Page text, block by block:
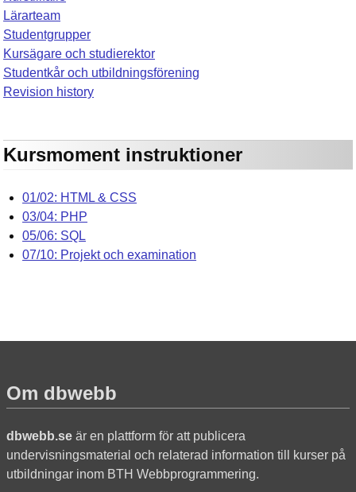
Lärarteam
Studentgrupper
Kursägare och studierektor
Studentkår och utbildningsförening
Revision history
Kursmoment instruktioner
01/02: HTML & CSS
03/04: PHP
05/06: SQL
07/10: Projekt och examination
Om dbwebb
dbwebb.seär en plattform för att publicera
undervisningsmaterial och relaterad information till kurser på
utbildningar inom BTH Webbprogrammering.